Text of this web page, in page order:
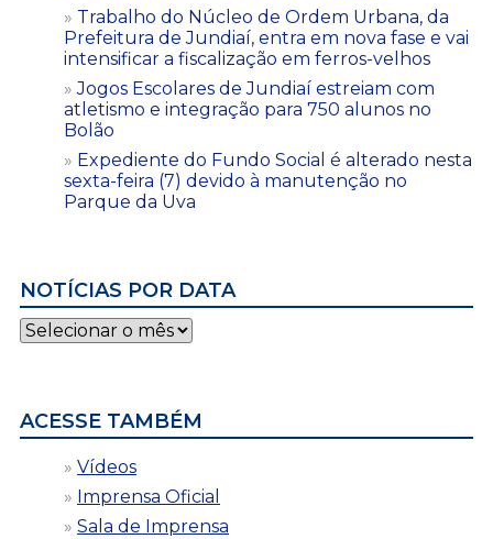
Trabalho do Núcleo de Ordem Urbana, da
Prefeitura de Jundiaí, entra em nova fase e vai
intensificar a fiscalização em ferros-velhos
Jogos Escolares de Jundiaí estreiam com
atletismo e integração para 750 alunos no
Bolão
Expediente do Fundo Social é alterado nesta
sexta-feira (7) devido à manutenção no
Parque da Uva
NOTÍCIAS POR DATA
Notícias
por
ACESSE TAMBÉM
Vídeos
Imprensa Oficial
Sala de Imprensa